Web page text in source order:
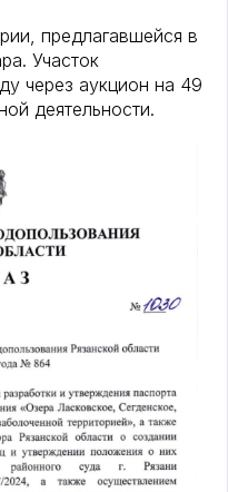
предлагавшейся в
Участок
через аукцион на 49
деятельности.